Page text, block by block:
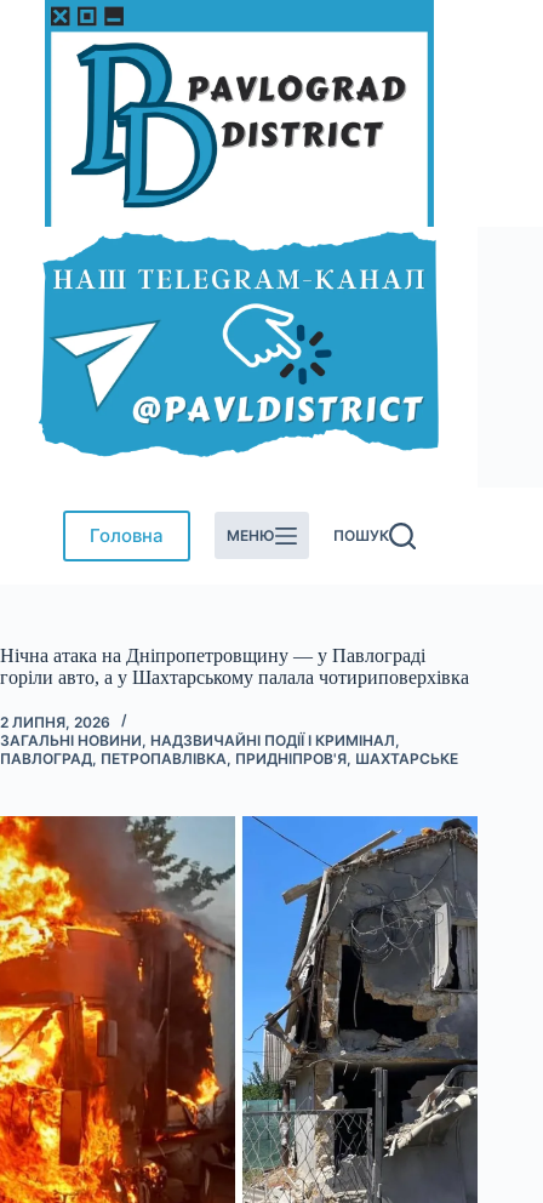
Перейти
Головна МЕНЮ ПОШУК
Нічна атака на Дніпропетровщину — у Павлограді
горіли авто, а у Шахтарському палала чотириповерхівка
2 ЛИПНЯ, 2026
ЗАГАЛЬНІ НОВИНИ, НАДЗВИЧАЙНІ ПОДІЇ І КРИМІНАЛ,
ПАВЛОГРАД, ПЕТРОПАВЛІВКА, ПРИДНІПРОВ'Я, ШАХТАРСЬКЕ